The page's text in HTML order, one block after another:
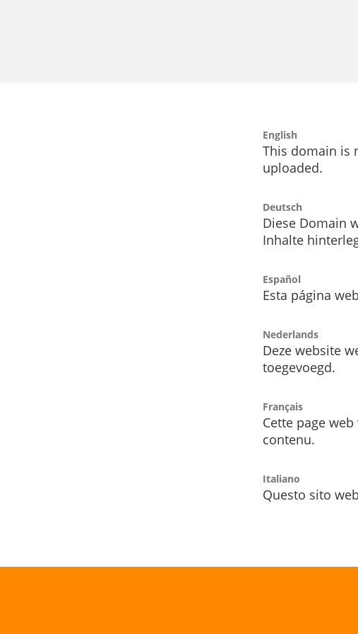
English
This domain is
uploaded.
Deutsch
Diese Domain
Inhalte
Español
Esta página
Nederlands
Deze website
toegevoegd.
Français
Cette page
contenu.
Italiano
Questo sito